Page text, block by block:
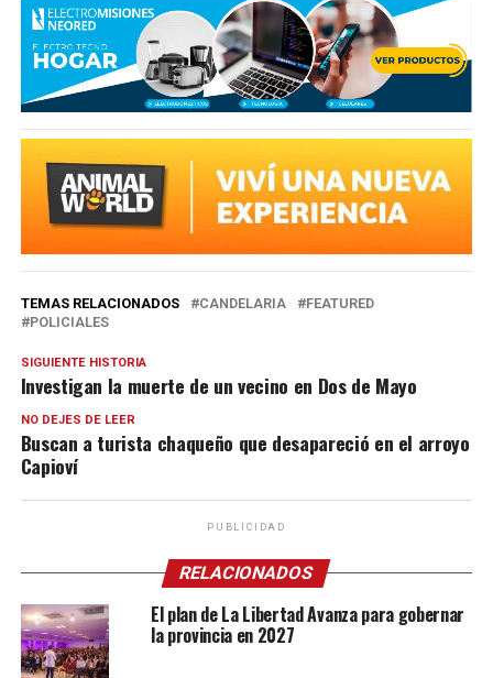
TEMAS RELACIONADOS CANDELARIA
FEATURED
POLICIALES
SIGUIENTE HISTORIA
Investigan la muerte de un vecino en Dos de Mayo
NO DEJES DE LEER
Buscan a turista chaqueño que desapareció en el arroyo
Capioví
PUBLICIDAD
RELACIONADOS
El plan de La Libertad Avanza para gobernar
la provincia en 2027